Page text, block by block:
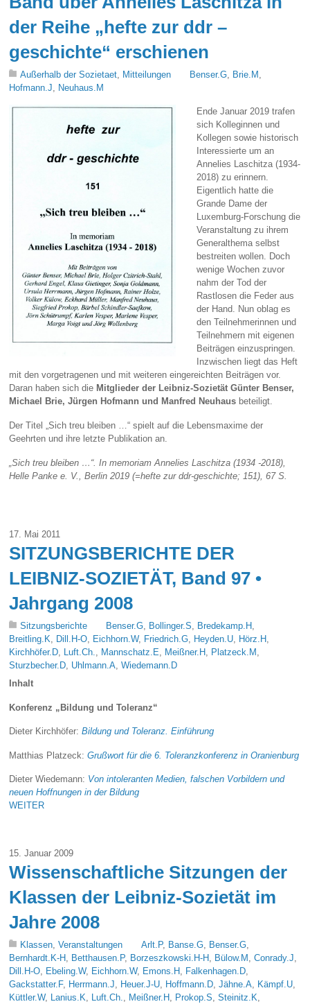
der Reihe „hefte zur ddr –
geschichte“ erschienen
Außerhalb der Sozietaet Mitteilungen Benser.G Brie.M
Hofmann.J
Neuhaus.M
Ende Januar 2019 trafen
sich Kolleginnen und
Kollegen sowie historisch
Interessierte um an
Annelies Laschitza (1934-
2018) zu erinnern.
Eigentlich hatte die
Grande Dame der
Luxemburg-Forschung die
Veranstaltung zu ihrem
Generalthema selbst
bestreiten wollen. Doch
wenige Wochen zuvor
nahm der Tod der
Rastlosen die Feder aus
der Hand. Nun oblag es
den Teilnehmerinnen und
Teilnehmern mit eigenen
Beiträgen einzuspringen.
Inzwischen liegt das Heft
mit den vorgetragenen und mit weiteren eingereichten Beiträgen vor.
Daran haben sich die Mitglieder der Leibniz-Sozietät Günter Benser,
Michael Brie, Jürgen Hofmann und Manfred Neuhaus beteiligt.
Der Titel „Sich treu bleiben …“ spielt auf die Lebensmaxime der
Geehrten und ihre letzte Publikation an.
„Sich treu bleiben …“. In memoriam Annelies Laschitza (1934 -2018),
Helle Panke e. V., Berlin 2019 (=hefte zur ddr-geschichte; 151), 67 S.
17. Mai 2011
SITZUNGSBERICHTE DER
LEIBNIZ-SOZIETÄT, Band 97 •
Jahrgang 2008
Sitzungsberichte Benser.G, Bollinger.S, Bredekamp.H ,
Breitling.K, Dill.H-O, Eichhorn.W, Friedrich.G, Heyden.U, Hörz.H ,
Kirchhöfer.D, Luft.Ch., Mannschatz.E, Meißner.H , Platzeck.M ,
Sturzbecher.D, Uhlmann.A,Wiedemann.D
Inhalt
Konferenz „Bildung und Toleranz“
Dieter Kirchhöfer:Bildung und Toleranz. Einführung
Matthias Platzeck:Grußwort für die 6. Toleranzkonferenz in Oranienburg
Dieter Wiedemann: Von intoleranten Medien, falschen Vorbildern und
neuen Hoffnungen in der Bildung
WEITER
15. Januar 2009
Wissenschaftliche Sitzungen der
Klassen der Leibniz-Sozietät im
Jahre 2008
Klassen,Veranstaltungen Arlt.P, Banse.G, Benser.G,
Bernhardt.K-H , Betthausen.P, Borzeszkowski.H-H , Bülow.M ,Conrady.J,
Dill.H-O, Ebeling.W, Eichhorn.W, Emons.H , Falkenhagen.D,
Gackstatter.F, Herrmann.J, Heuer.J-U, Hoffmann.D,Jähne.A, Kämpf.U,
Küttler.W, Lanius.K, Luft.Ch., Meißner.H , Prokop.S,Steinitz.K,